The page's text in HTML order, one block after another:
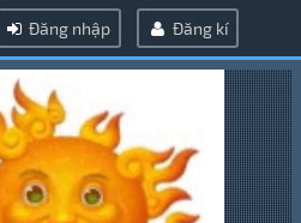
Đăng nhập Đăng kí